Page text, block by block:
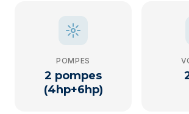
POMPES
2 pompes
(4hp+6hp)